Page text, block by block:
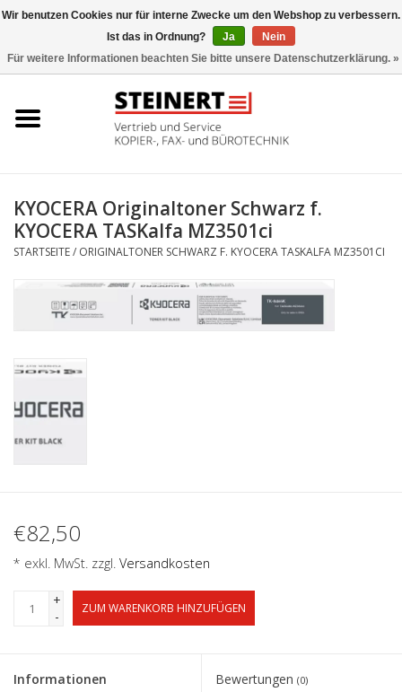
Büromaschinen- Service
Toner
Büromaschinen
KYOCERA Originaltoner Schwarz f.
KYOCERA TASKalfa MZ3501ci
STARTSEITE/ ORIGINALTONER SCHWARZ F. KYOCERA TASKALFA MZ3501CI
€82,50
* exkl. MwSt. zzgl. Versandkosten
+
-
ZUM WARENKORB HINZUFÜGEN
Informationen Bewertungen (0)
Wir benutzen Cookies nur für interne Zwecke um den Webshop zu verbessern.
Ist das in Ordnung?
Ja
Nein
Für weitere Informationen beachten Sie bitte unsere Datenschutzerklärung. »